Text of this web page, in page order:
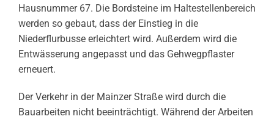
Hausnummer 67. Die Bordsteine im Haltestellenbereich
werden so gebaut, dass der Einstieg in die
Niederflurbusse erleichtert wird. Außerdem wird die
Entwässerung angepasst und das Gehwegpflaster
erneuert.
Der Verkehr in der Mainzer Straße wird durch die
Bauarbeiten nicht beeinträchtigt. Während der Arbeiten